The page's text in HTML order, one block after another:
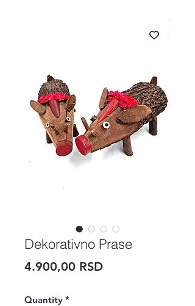
Dekorativno Prase
4.900,00 RSDPrice
Quantity *